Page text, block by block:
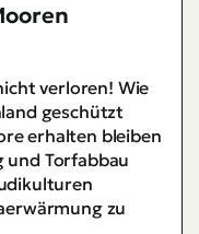
verloren! Wie
geschützt
erhalten bleiben
und Torfabbau
zu